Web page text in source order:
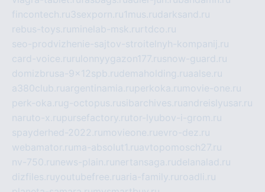
fincontech.ru3sexporn.ru1mus.rudarksand.ru
rebus-toys.ru minelab-msk.ru rtdco.ru
seo-prodvizhenie-sajtov-stroitelnyh-kompanij.ru
card-voice.ru rulonnyygazon177.rusnow-guard.ru
domizbrusa-9x12spb.rudemaholding.ruaalse.ru
a380club.ruargentinamia.ruperkoka.ru movie-one.ru
perk-oka.rug-octopus.rusibarchives.ruandreislyusar.ru
naruto-x.rupursefactory.rutor-lyubov-i-grom.ru
spayderhed-2022.ru movieone.ruevro-dez.ru
webamator.ru ma-absolut1.ruavtopomosch27.ru
nv-750.ru news-plain.ru nertansaga.rudelanalad.ru
dizfiles.ruyoutubefree.ruaria-family.ru roadli.ru